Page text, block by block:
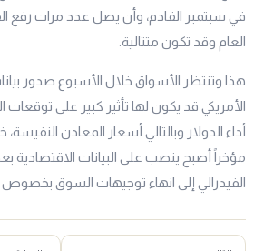
العام وقد تكون متتالية.
هذا وتنتظر الأسواق خلال الأسبوع صدور
الأمريكي قد يكون لها تأثير كبير على توقعات
أداء الدولار وبالتالي أسعار المعادن
مؤخراً أصبح ينصب على البيانات الاقتصادية
الفيدرالي إلى انهاء توجيهات السوق بخصوص